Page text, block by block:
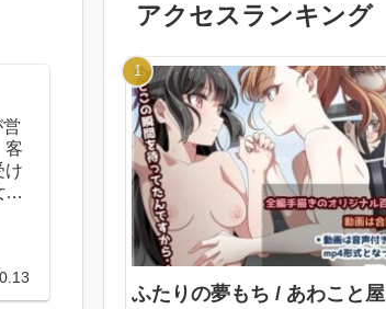
客
け
は
アクセスランキング
ふたりの夢もち / あわこと屋